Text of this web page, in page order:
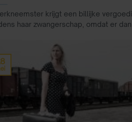
krijgt een billijke
haar zwangerschap, omdat er dan